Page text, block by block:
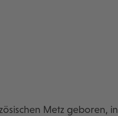
Metz geboren, in